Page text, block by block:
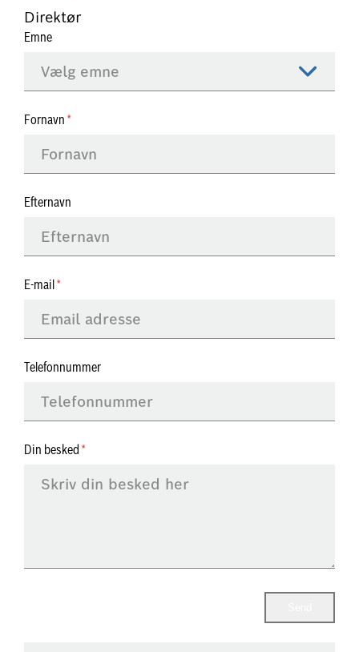
Direktør
Emne
Fornavn
Efternavn
E-mail
Telefonnummer
Din besked